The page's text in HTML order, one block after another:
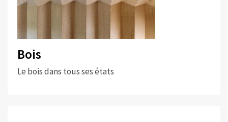
Bois
Le bois dans tous ses états